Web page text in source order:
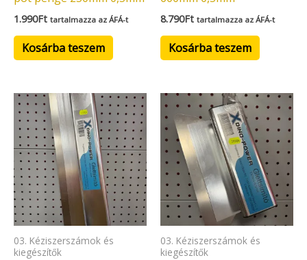
1.990Ft tartalmazza az ÁFÁ-t
Kosárba teszem
8.790Ft tartalmazza az ÁFÁ-t
Kosárba teszem
03. Kéziszerszámok és
kiegészítők
03. Kéziszerszámok és
kiegészítők